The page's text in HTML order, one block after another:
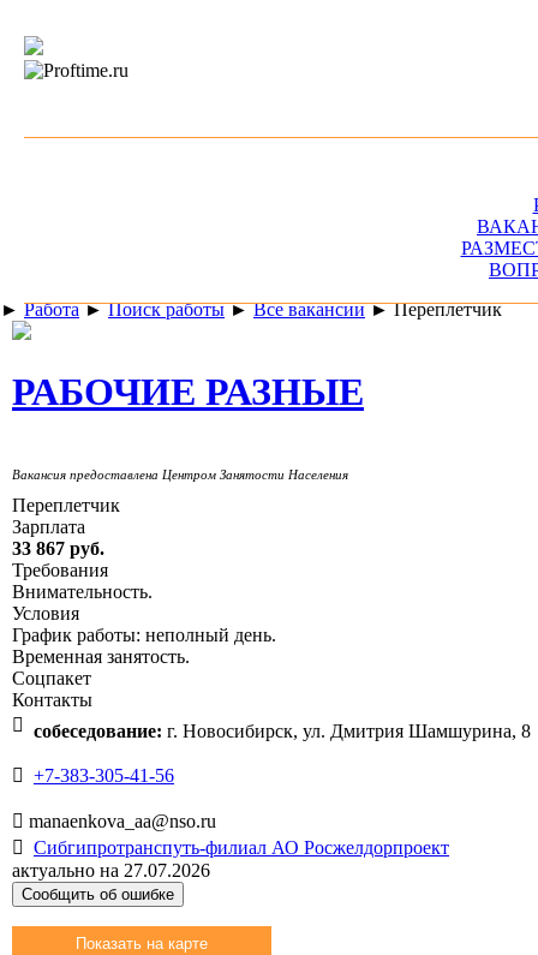
► Работа►Поиск работы►Все вакансии►Переплетчик
РАБОЧИЕ РАЗНЫЕ
Вакансия предоставлена Центром Занятости Населения
Переплетчик
Зарплата
33 867 руб.
Требования
Внимательность.
Условия
График работы: неполный день.
Временная занятость.
Соцпакет
Контакты
 собеседование: г. Новосибирск, ул. Дмитрия Шамшурина, 8
 +7-383-305-41-56
 manaenkova_aa@nso.ru
 Сибгипротранспуть-филиал АО Росжелдорпроект
актуально на 27.07.2026
Сообщить об ошибке
Показать на карте